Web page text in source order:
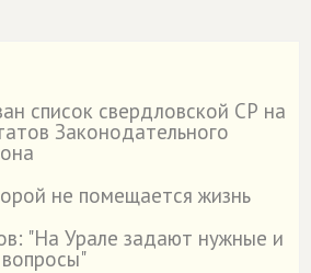
список свердловской СР на
Законодательного
не помещается жизнь
"На Урале задают нужные и